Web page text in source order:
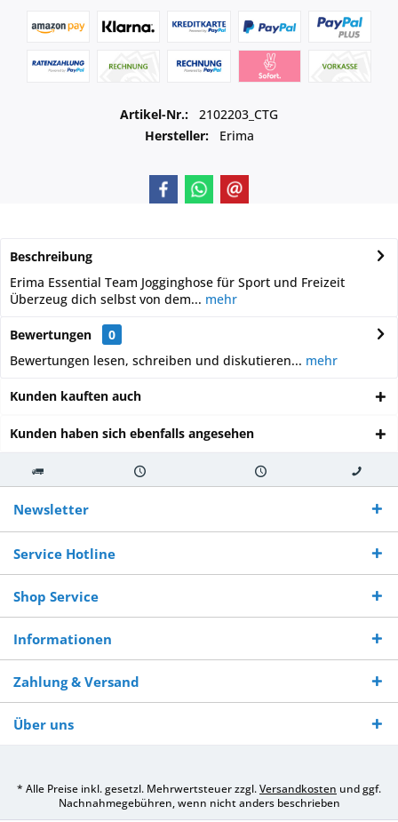
Artikel-Nr.:
2102203_CTG
Hersteller:
Erima
Beschreibung
Erima Essential Team Jogginghose für Sport und Freizeit
Überzeug dich selbst von dem... mehr
Bewertungen
0
Bewertungen lesen, schreiben und diskutieren... mehr
Kunden kauften auch
Kunden haben sich ebenfalls angesehen
Kostenloser
Versand ab €
250,-
Versand innerhalb von Versand von So erreichen
Sie uns 0160
970 511 90
Newsletter
Service Hotline
Shop Service
Informationen
Zahlung & Versand
Über uns
* Alle Preise inkl. gesetzl. Mehrwertsteuer zzgl.Versandkosten und ggf.
Nachnahmegebühren, wenn nicht anders beschrieben